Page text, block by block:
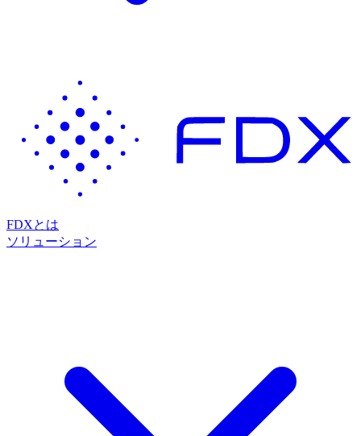
FDXとは
ソリューション